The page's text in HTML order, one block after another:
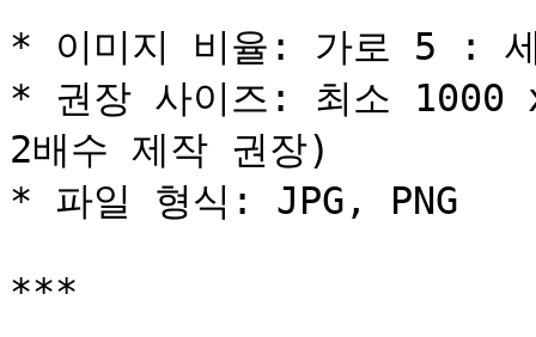
* 이미지 비율: 가로 5 :
* 권장 사이즈: 최소 1000
2배수 제작 권장)
* 파일 형식: JPG, PNG
***